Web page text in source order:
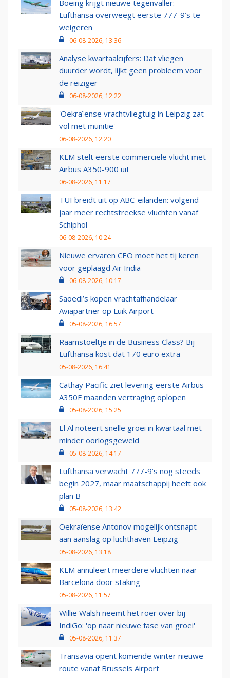
Boeing krijgt nieuwe tegenvaller:
Lufthansa overweegt eerste 777-9’s te
weigeren
06-08-2026, 13:36
Analyse kwartaalcijfers: Dat vliegen
duurder wordt, lijkt geen probleem voor
de reiziger
06-08-2026, 12:22
'Oekraïense vrachtvliegtuig in Leipzig zat
vol met munitie'
06-08-2026, 12:20
KLM stelt eerste commerciële vlucht met
Airbus A350-900 uit
06-08-2026, 11:17
TUI breidt uit op ABC-eilanden: volgend
jaar meer rechtstreekse vluchten vanaf
Schiphol
06-08-2026, 10:24
Nieuwe ervaren CEO moet het tij keren
voor geplaagd Air India
06-08-2026, 10:17
Saoedi’s kopen vrachtafhandelaar
Aviapartner op Luik Airport
05-08-2026, 16:57
Raamstoeltje in de Business Class? Bij
Lufthansa kost dat 170 euro extra
05-08-2026, 16:41
Cathay Pacific ziet levering eerste Airbus
A350F maanden vertraging oplopen
05-08-2026, 15:25
El Al noteert snelle groei in kwartaal met
minder oorlogsgeweld
05-08-2026, 14:17
Lufthansa verwacht 777-9’s nog steeds
begin 2027, maar maatschappij heeft ook
plan B
05-08-2026, 13:42
Oekraïense Antonov mogelijk ontsnapt
aan aanslag op luchthaven Leipzig
05-08-2026, 13:18
KLM annuleert meerdere vluchten naar
Barcelona door staking
05-08-2026, 11:57
Willie Walsh neemt het roer over bij
IndiGo: 'op naar nieuwe fase van groei'
05-08-2026, 11:37
Transavia opent komende winter nieuwe
route vanaf Brussels Airport